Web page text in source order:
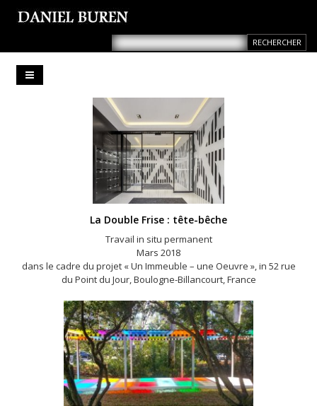
La Double Frise : tête-bêche
Travail in situ permanent
Mars 2018
dans le cadre du projet « Un Immeuble – une Oeuvre », in 52 rue
du Point du Jour, Boulogne-Billancourt, France